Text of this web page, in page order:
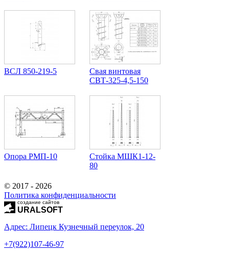
ВСЛ 850-219-5
Свая винтовая
СВТ-325-4,5-150
Опора РМП-10
Стойка МШК1-12-
80
© 2017 - 2026
Политика конфиденциальности
создание сайтов
URALSOFT
Адрес: Липецк Кузнечный переулок, 20
+7(922)107-46-97